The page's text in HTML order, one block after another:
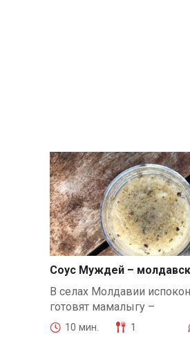
Соус Муждей –
В селах Молдавии
готовят мамалыгу –
10 мин. 1